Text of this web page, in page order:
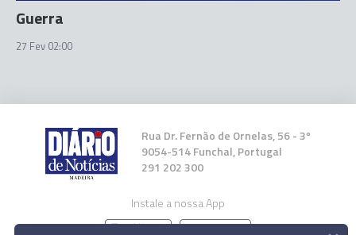
Guerra
27 Fev 02:00
Rua Dr. Fernão de Ornelas, 56 - 3º
9054-514 Funchal, Portugal
291 202 300
Instale a nossa App